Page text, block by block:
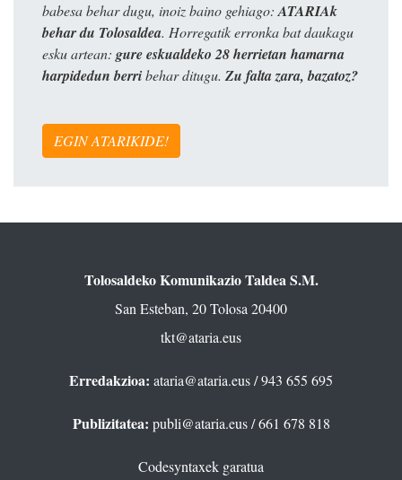
babesa behar dugu, inoiz baino gehiago: ATARIAk
behar du Tolosaldea. Horregatik erronka bat daukagu
esku artean: gure eskualdeko 28 herrietan hamarna
harpidedun berribehar ditugu. Zu falta zara, bazatoz?
EGIN ATARIKIDE!
Tolosaldeko Komunikazio Taldea S.M.
San Esteban, 20 Tolosa 20400
tkt@ataria.eus
Erredakzioa: ataria@ataria.eus/ 943 655 695
Publizitatea: publi@ataria.eus/ 661 678 818
Codesyntaxek garatua